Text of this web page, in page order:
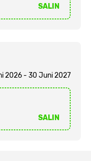
SALIN
2026 - 30 Juni 2027
SALIN